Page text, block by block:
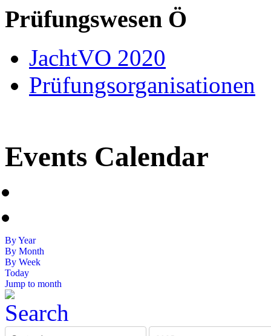
Prüfungswesen Ö
JachtVO 2020
Prüfungsorganisationen
Events Calendar
By Year
By Month
By Week
Today
Jump to month